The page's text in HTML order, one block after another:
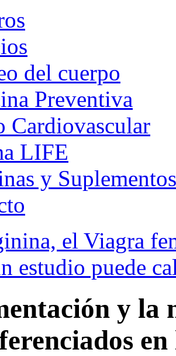
del cuerpo
Preventiva
Cardiovascular
LIFE
y Suplementos
el Viagra
estudio puede
y la